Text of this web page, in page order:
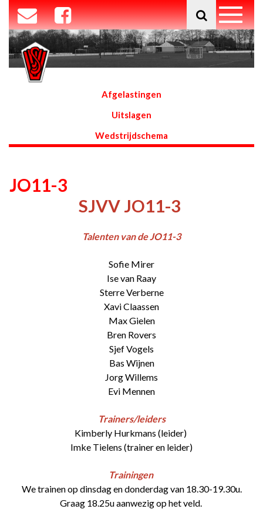
Afgelastingen
Uitslagen
Wedstrijdschema
JO11-3
SJVV JO11-3
Talenten van de JO11-3
Sofie Mirer
Ise van Raay
Sterre Verberne
Xavi Claassen
Max Gielen
Bren Rovers
Sjef Vogels
Bas Wijnen
Jorg Willems
Evi Mennen
Trainers/leiders
Kimberly Hurkmans (leider)
Imke Tielens (trainer en leider)
Trainingen
We trainen op dinsdag en donderdag van 18.30-19.30u.
Graag 18.25u aanwezig op het veld.